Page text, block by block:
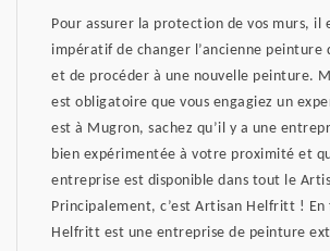
Pour assurer la protection de vos murs, il
impératif de changer l’ancienne peinture
et de procéder à une nouvelle peinture.
est obligatoire que vous engagiez un
est à Mugron, sachez qu’il y a une
bien expérimentée à votre proximité et
entreprise est disponible dans tout le
Principalement, c’est Artisan Helfritt !
Helfritt est une entreprise de peinture